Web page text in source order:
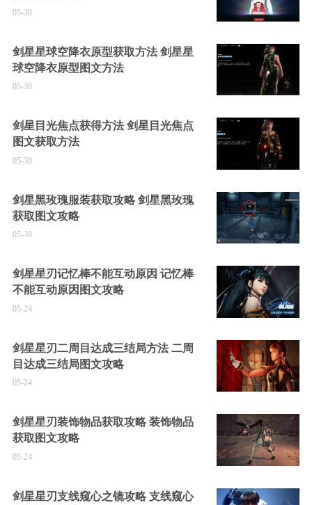
05-30
剑星星球空降衣原型获取方法 剑星星
球空降衣原型图文方法
05-30
剑星目光焦点获得方法 剑星目光焦点
图文获取方法
05-30
剑星黑玫瑰服装获取攻略 剑星黑玫瑰
获取图文攻略
05-30
剑星星刃记忆棒不能互动原因 记忆棒
不能互动原因图文攻略
05-24
剑星星刃二周目达成三结局方法 二周
目达成三结局图文攻略
05-24
剑星星刃装饰物品获取攻略 装饰物品
获取图文攻略
05-24
剑星星刃支线窥心之镜攻略 支线窥心